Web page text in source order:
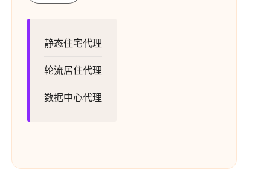
静态住宅代理
轮流居住代理
数据中心代理